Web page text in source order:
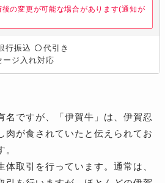
の変更が可能な場合があります(通知が
行振込 〇 代引き
ージ入れ対応
名ですが、「伊賀牛」は、伊賀忍
肉が食されていたと伝えられてお
体取引を行っています。通常は、